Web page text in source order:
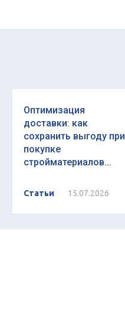
Оптимизация
доставки: как
сохранить выгоду при
покупке
стройматериалов...
Статьи 15.07.2026